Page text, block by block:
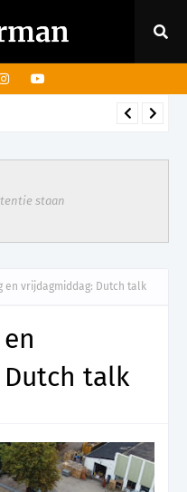
staan
en vrijdagmiddag: Dutch talk
talk